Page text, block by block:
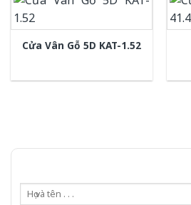
Cửa Vân Gỗ 5D KAT-1.52